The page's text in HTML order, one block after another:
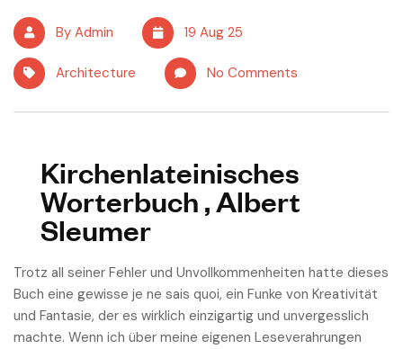
By Admin 19 Aug 25
Architecture No Comments
Kirchenlateinisches
Worterbuch , Albert
Sleumer
Trotz all seiner Fehler und Unvollkommenheiten hatte dieses
Buch eine gewisse je ne sais quoi, ein Funke von Kreativität
und Fantasie, der es wirklich einzigartig und unvergesslich
machte. Wenn ich über meine eigenen Leseverahrungen